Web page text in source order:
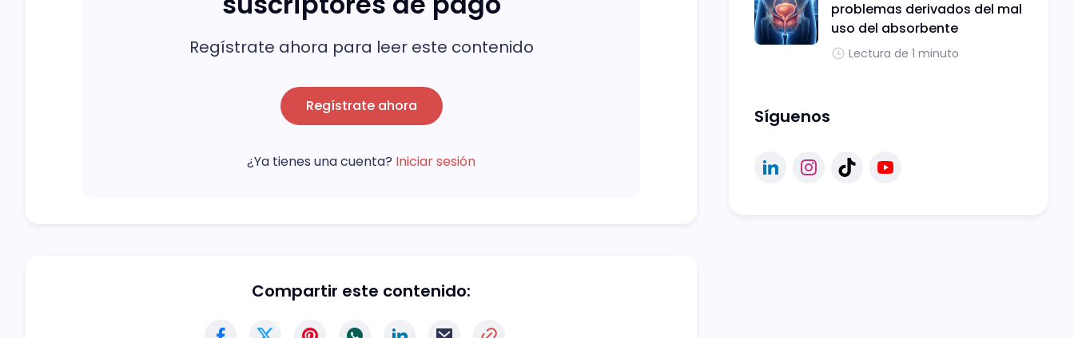
Regístrate ahora para leer este contenido
Regístrate ahora
¿Ya tienes una cuenta? Iniciar sesión
Compartir este contenido:
problemas derivados del mal
uso del absorbente
Lectura de 1 minuto
Síguenos